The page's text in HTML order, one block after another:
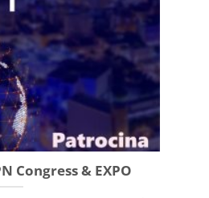
Congress & EXPO